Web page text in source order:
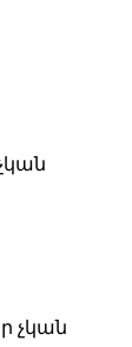
չկան